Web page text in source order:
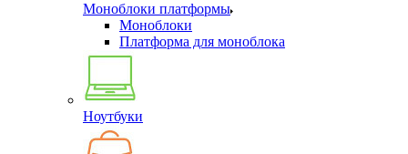
Моноблоки платформы
Моноблоки
Платформа для моноблока
Ноутбуки